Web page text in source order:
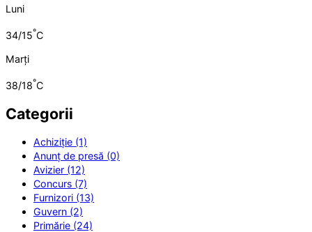
Luni
34/15°C
Marți
38/18°C
Categorii
Achiziție (1)
Anunț de presă (0)
Avizier (12)
Concurs (7)
Furnizori (13)
Guvern (2)
Primărie (24)